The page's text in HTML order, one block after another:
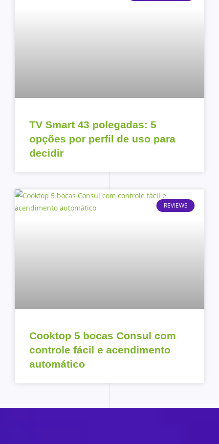
TV Smart 43 polegadas: 5
opções por perfil de uso para
decidir
REVIEWS
Cooktop 5 bocas Consul com
controle fácil e acendimento
automático